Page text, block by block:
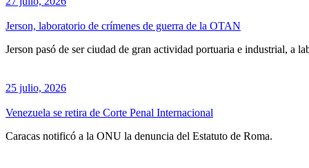
Jerson, laboratorio de crímenes de guerra de la OTAN
Jerson pasó de ser ciudad de gran actividad portuaria e industrial, a
25 julio, 2026
Venezuela se retira de Corte Penal Internacional
Caracas notificó a la ONU la denuncia del Estatuto de Roma.